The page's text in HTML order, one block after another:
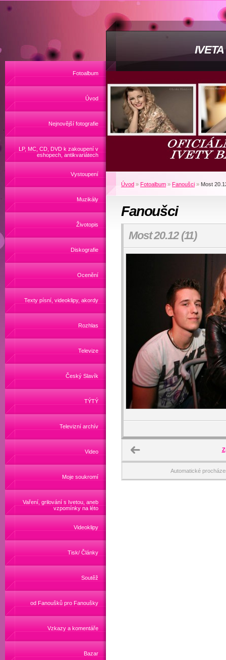
Fotoalbum
Úvod
Nejnovější fotografie
LP, MC, CD, DVD k zakoupení v
eshopech, antikvariátech
Vystoupení
Muzikály
Životopis
Diskografie
Ocenění
Texty písní, videoklipy, akordy
Rozhlas
Televize
Český Slavík
TÝTÝ
Televizní archív
Video
Moje soukromí
Vaření, grilování s Ivetou, aneb
vzpomínky na léto
Videoklipy
Tisk/ Články
Soutěž
od Fanoušků pro Fanoušky
Vzkazy a komentáře
Bazar
Úvod » Fotoalbum » Fanoušci » Most
Fanoušci
Most 20.12 (11)
Automatické